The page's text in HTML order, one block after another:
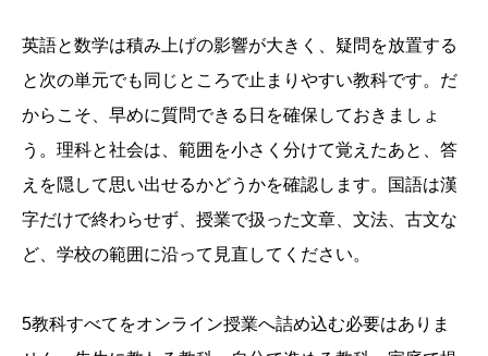
英語と数学は積み上げの影響が大きく、疑問を放置する
と次の単元でも同じところで止まりやすい教科です。だ
からこそ、早めに質問できる日を確保しておきましょ
う。理科と社会は、範囲を小さく分けて覚えたあと、答
えを隠して思い出せるかどうかを確認します。国語は漢
字だけで終わらせず、授業で扱った文章、文法、古文な
ど、学校の範囲に沿って見直してください。
5教科すべてをオンライン授業へ詰め込む必要はありま